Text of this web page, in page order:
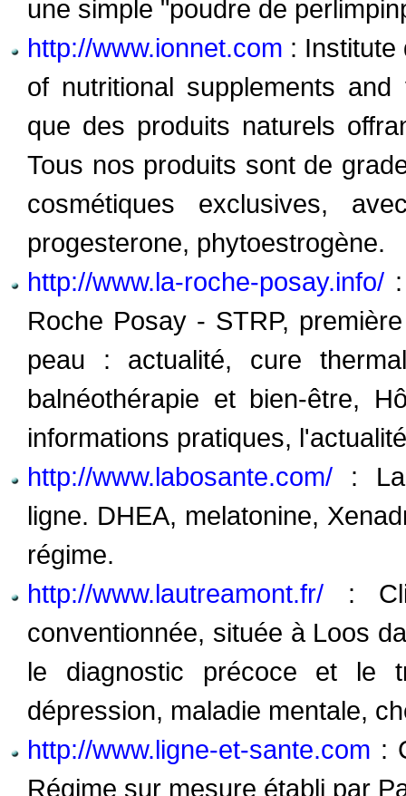
une simple "poudre de
http://www.ionnet.com : Institute
of nutritional supplements
que des produits naturels
Tous nos produits sont de
cosmétiques exclusives,
progesterone, phytoestrogène.
http://www.la-roche-posay.info/
Roche Posay - STRP,
peau : actualité, cure
balnéothérapie et bien-être,
informations pratiques,
http://www.labosante.com/ :
ligne. DHEA, melatonine,
régime.
http://www.lautreamont.fr/ :
conventionnée, située à Loos
le diagnostic précoce et le
dépression, maladie mentale,
http://www.ligne-et-sante.com :
Régime sur mesure établi par